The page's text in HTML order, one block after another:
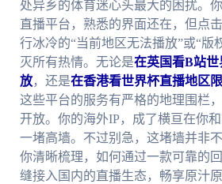
处异乡的体育迷心头最大的困扰。
直播平台，熟悉的界面还在，但点
行冰冷的“当前地区无法播放”或“版
灭所有热情。无论是在英国看B站
放，还是在香港看世界杯直播地区
这些平台的服务有严格的地理围栏
开放。你的海外IP，成了横亘在你
一堵高墙。不过别急，这堵墙并非
你清晰梳理，如何通过一款可靠的
缝接入国内的直播生态，畅享原汁